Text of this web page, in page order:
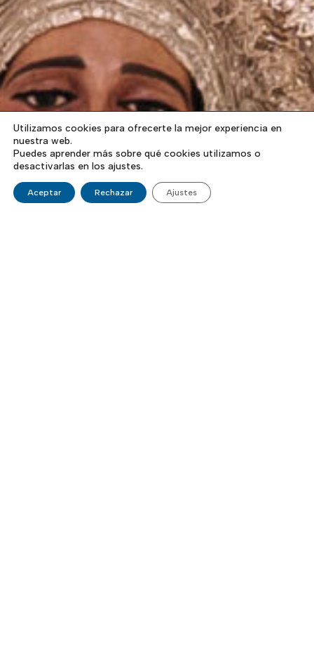
Utilizamos cookies para ofrecerte la mejor experiencia en
nuestra web.
Puedes aprender más sobre qué cookies utilizamos o
desactivarlas en los ajustes.
Aceptar Rechazar Ajustes